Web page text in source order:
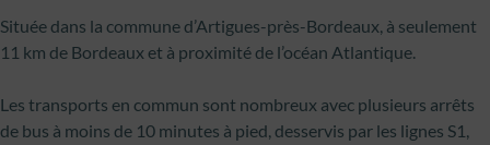
Située dans la commune d’Artigues-près-Bordeaux, à seulement
11 km de Bordeaux et à proximité de l’océan Atlantique.
Les transports en commun sont nombreux avec plusieurs arrêts
de bus à moins de 10 minutes à pied, desservis par les lignes S1,